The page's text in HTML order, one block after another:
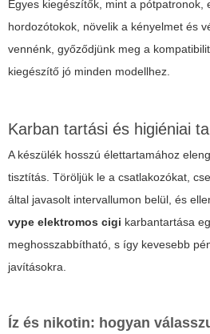
Egyes kiegészítők, mint a pótpatronok,
hordozótokok, növelik a kényelmet és
vennénk, győződjünk meg a
kiegészítő jó minden modellhez.
Karban tartási és higiéniai
A készülék hosszú élettartamához
tisztítás. Töröljük le a csatlakozókat,
által javasolt intervallumon belül, és
vype elektromos cigi karbantartása
meghosszabbítható, s így kevesebb
javításokra.
Íz és nikotin: hogyan